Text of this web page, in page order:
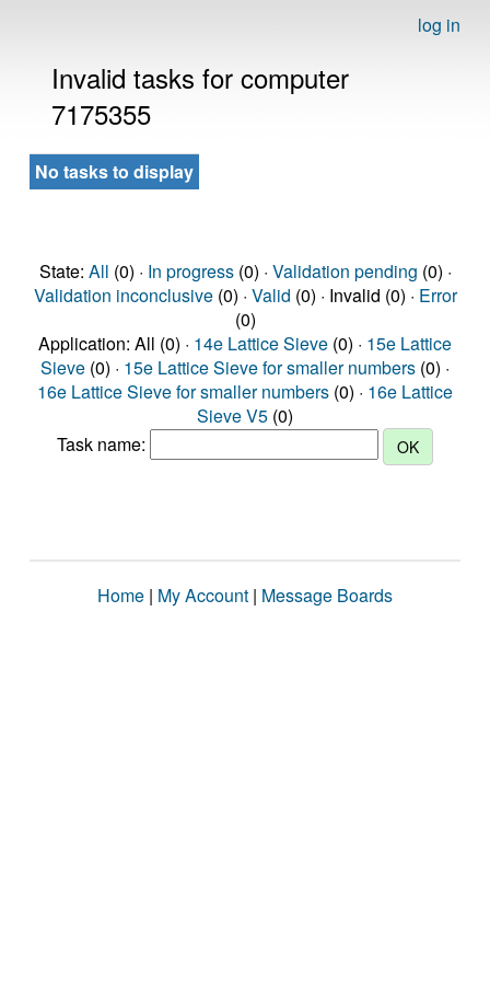
log in
Invalid tasks for computer
7175355
No tasks to display
State: All (0) · In progress(0) · Validation pending (0) ·
Validation inconclusive(0) · Valid (0) · Invalid (0) · Error
(0)
Application: All (0) · 14e Lattice Sieve (0) · 15e Lattice
Sieve (0) · 15e Lattice Sieve for smaller numbers (0) ·
16e Lattice Sieve for smaller numbers (0) · 16e Lattice
Sieve V5 (0)
Task name:
Home | My Account | Message Boards